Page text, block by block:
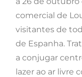
comercial de
visitantes de
de Espanha.
a conjugar
lazer ao ar livre